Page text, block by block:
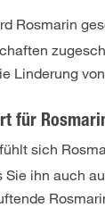
Rosmarin
Linderung
für
sich
ihn auch